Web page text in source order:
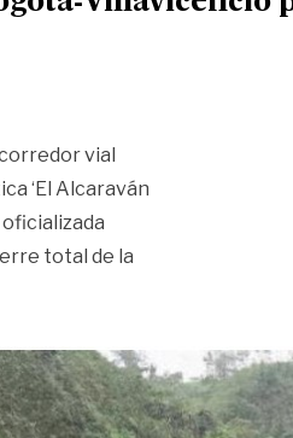
vial
‘El Alcaraván
total de la